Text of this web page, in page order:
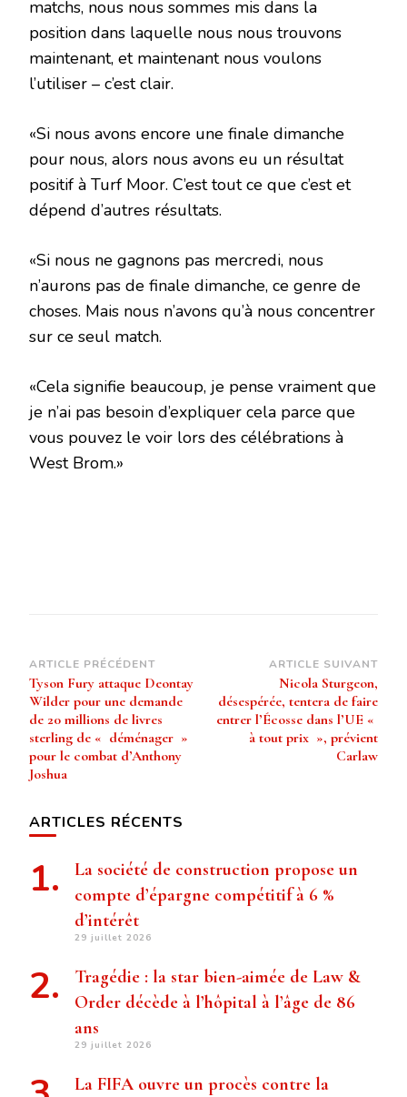
matchs, nous nous sommes mis dans la
position dans laquelle nous nous trouvons
maintenant, et maintenant nous voulons
l’utiliser – c’est clair.
«Si nous avons encore une finale dimanche
pour nous, alors nous avons eu un résultat
positif à Turf Moor. C’est tout ce que c’est et
dépend d’autres résultats.
«Si nous ne gagnons pas mercredi, nous
n’aurons pas de finale dimanche, ce genre de
choses. Mais nous n’avons qu’à nous concentrer
sur ce seul match.
«Cela signifie beaucoup, je pense vraiment que
je n’ai pas besoin d’expliquer cela parce que
vous pouvez le voir lors des célébrations à
West Brom.»
Navigation
d’article
ARTICLE PRÉCÉDENT
Tyson Fury attaque Deontay
Wilder pour une demande
de 20 millions de livres
sterling de « déménager »
pour le combat d’Anthony
Joshua
ARTICLE SUIVANT
Nicola Sturgeon,
désespérée, tentera de faire
entrer l’Écosse dans l’UE «
à tout prix », prévient
Carlaw
ARTICLES RÉCENTS
La société de construction propose un
compte d’épargne compétitif à 6 %
d’intérêt
29 juillet 2026
Tragédie : la star bien-aimée de Law &
Order décède à l’hôpital à l’âge de 86
ans
29 juillet 2026
La FIFA ouvre un procès contre la